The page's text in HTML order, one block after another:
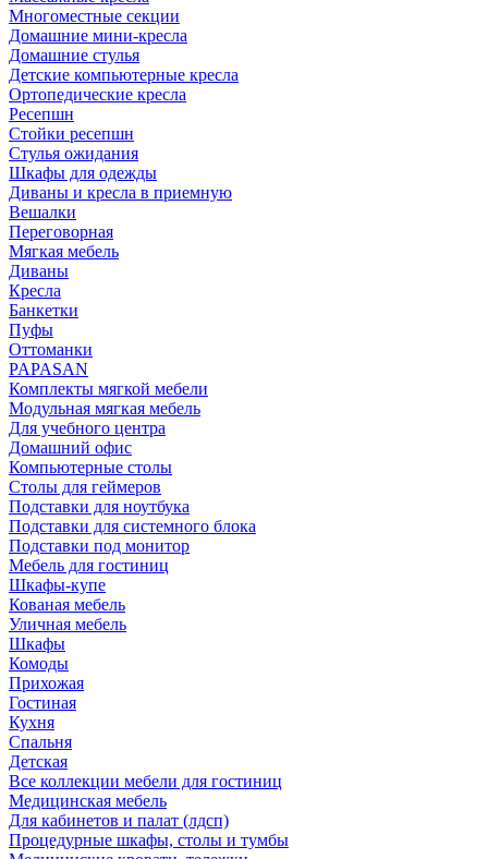
Многоместные секции
Домашние мини-кресла
Домашние стулья
Детские компьютерные кресла
Ортопедические кресла
Ресепшн
Стойки ресепшн
Стулья ожидания
Шкафы для одежды
Диваны и кресла в приемную
Вешалки
Переговорная
Мягкая мебель
Диваны
Кресла
Банкетки
Пуфы
Оттоманки
PAPASAN
Комплекты мягкой мебели
Модульная мягкая мебель
Для учебного центра
Домашний офис
Компьютерные столы
Столы для геймеров
Подставки для ноутбука
Подставки для системного блока
Подставки под монитор
Мебель для гостиниц
Шкафы-купе
Кованая мебель
Уличная мебель
Шкафы
Комоды
Прихожая
Гостиная
Кухня
Спальня
Детская
Все коллекции мебели для гостиниц
Медицинская мебель
Для кабинетов и палат (лдсп)
Процедурные шкафы, столы и тумбы